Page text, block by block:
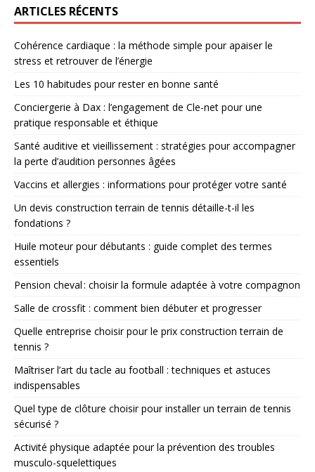
ARTICLES RÉCENTS
Cohérence cardiaque : la méthode simple pour apaiser le
stress et retrouver de l’énergie
Les 10 habitudes pour rester en bonne santé
Conciergerie à Dax : l’engagement de Cle-net pour une
pratique responsable et éthique
Santé auditive et vieillissement : stratégies pour accompagner
la perte d’audition personnes âgées
Vaccins et allergies : informations pour protéger votre santé
Un devis construction terrain de tennis détaille-t-il les
fondations ?
Huile moteur pour débutants : guide complet des termes
essentiels
Pension cheval : choisir la formule adaptée à votre compagnon
Salle de crossfit : comment bien débuter et progresser
Quelle entreprise choisir pour le prix construction terrain de
tennis ?
Maîtriser l’art du tacle au football : techniques et astuces
indispensables
Quel type de clôture choisir pour installer un terrain de tennis
sécurisé ?
Activité physique adaptée pour la prévention des troubles
musculo-squelettiques